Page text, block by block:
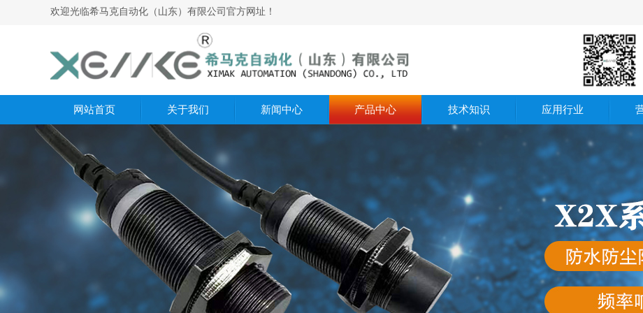
欢迎光临希马克自动化（山东）有限公司官方网址！
网站首页 关于我们 新闻中心 产品中心 技术知识 应用行业